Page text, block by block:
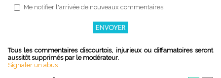
Me notifier l'arrivée de nouveaux commentaires
Tous les commentaires discourtois, injurieux ou diffamatoires seront
aussitôt supprimés par le modérateur.
Signaler un abus